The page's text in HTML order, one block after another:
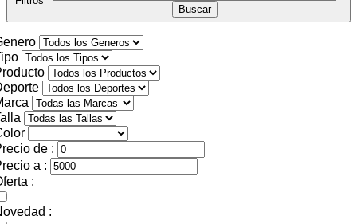
de :
a :
:
: